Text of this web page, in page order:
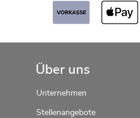
Über uns
Unternehmen
Stellenangebote